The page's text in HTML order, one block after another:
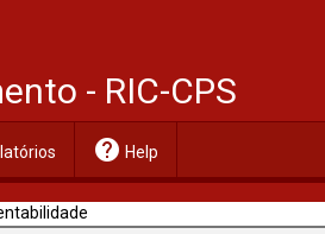
- RIC-CPS
help Help